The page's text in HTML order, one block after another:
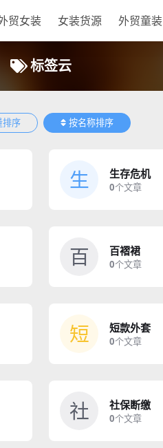
贸女装 女装货源 外贸童装
标签云
排序 按名称排序
生 生存危机
0个文章
百 百褶裙
0个文章
短 短款外套
0个文章
社 社保断缴
0个文章